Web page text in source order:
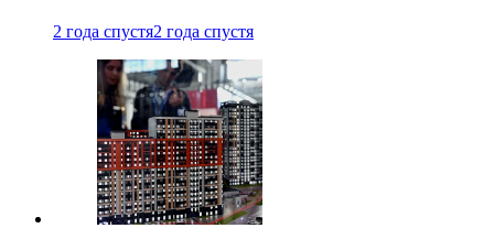
2 года спустя2 года спустя